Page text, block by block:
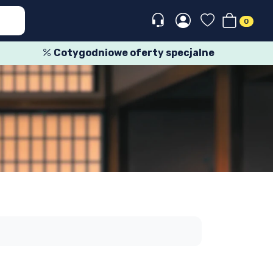
0
Cotygodniowe oferty specjalne